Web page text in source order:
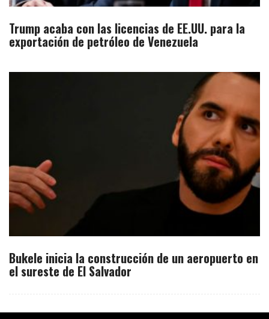
Trump acaba con las licencias de EE.UU. para la
exportación de petróleo de Venezuela
Bukele inicia la construcción de un aeropuerto en
el sureste de El Salvador